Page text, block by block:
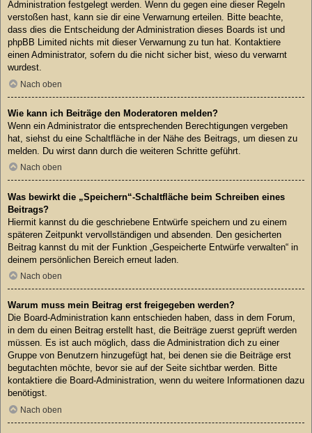
Administration festgelegt werden. Wenn du gegen eine dieser Regeln
verstoßen hast, kann sie dir eine Verwarnung erteilen. Bitte beachte,
dass dies die Entscheidung der Administration dieses Boards ist und
phpBB Limited nichts mit dieser Verwarnung zu tun hat. Kontaktiere
einen Administrator, sofern du die nicht sicher bist, wieso du verwarnt
wurdest.
Nach oben
Wie kann ich Beiträge den Moderatoren melden?
Wenn ein Administrator die entsprechenden Berechtigungen vergeben
hat, siehst du eine Schaltfläche in der Nähe des Beitrags, um diesen zu
melden. Du wirst dann durch die weiteren Schritte geführt.
Nach oben
Was bewirkt die „Speichern“-Schaltfläche beim Schreiben eines
Beitrags?
Hiermit kannst du die geschriebene Entwürfe speichern und zu einem
späteren Zeitpunkt vervollständigen und absenden. Den gesicherten
Beitrag kannst du mit der Funktion „Gespeicherte Entwürfe verwalten“ in
deinem persönlichen Bereich erneut laden.
Nach oben
Warum muss mein Beitrag erst freigegeben werden?
Die Board-Administration kann entschieden haben, dass in dem Forum,
in dem du einen Beitrag erstellt hast, die Beiträge zuerst geprüft werden
müssen. Es ist auch möglich, dass die Administration dich zu einer
Gruppe von Benutzern hinzugefügt hat, bei denen sie die Beiträge erst
begutachten möchte, bevor sie auf der Seite sichtbar werden. Bitte
kontaktiere die Board-Administration, wenn du weitere Informationen dazu
benötigst.
Nach oben